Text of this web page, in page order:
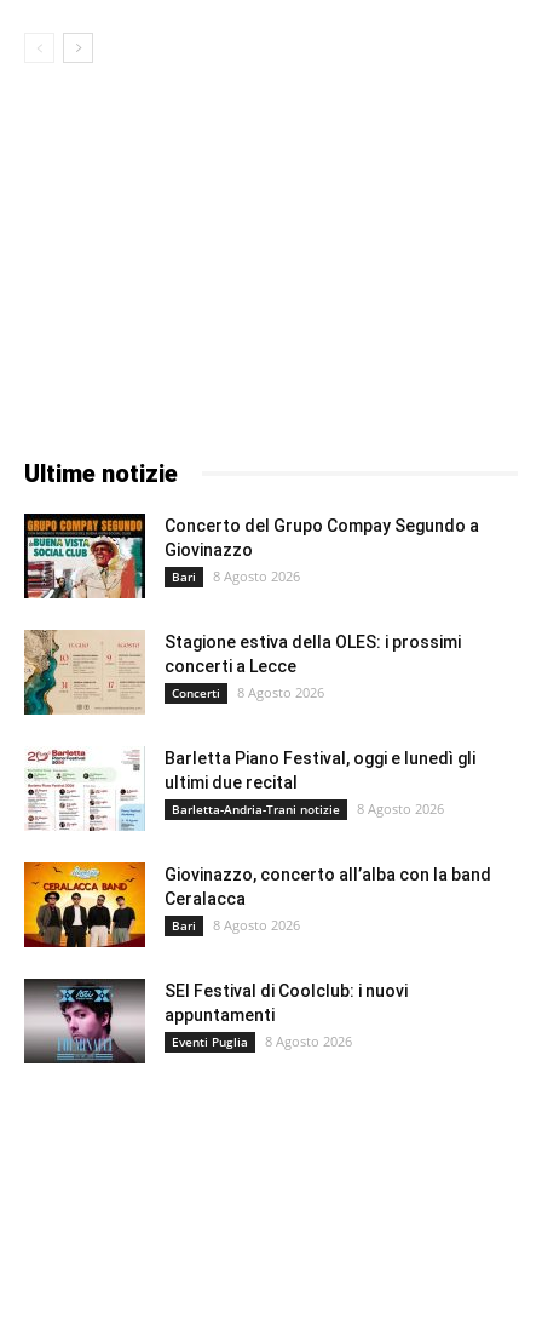
Ultime notizie
Concerto del Grupo Compay Segundo a
Giovinazzo
Bari 8 Agosto 2026
Stagione estiva della OLES: i prossimi
concerti a Lecce
Concerti 8 Agosto 2026
Barletta Piano Festival, oggi e lunedì gli
ultimi due recital
Barletta-Andria-Trani notizie 8 Agosto 2026
Giovinazzo, concerto all’alba con la band
Ceralacca
Bari 8 Agosto 2026
SEI Festival di Coolclub: i nuovi
appuntamenti
Eventi Puglia 8 Agosto 2026